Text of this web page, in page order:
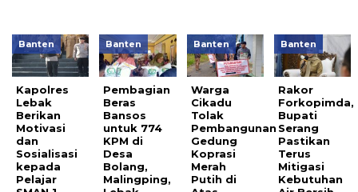
Banten
Kapolres
Lebak
Berikan
Motivasi
dan
Sosialisasi
kepada
Pelajar
Banten
Pembagian
Beras
Bansos
untuk 774
KPM di
Desa
Bolang,
Malingping,
Banten
Warga
Cikadu
Tolak
Pembangunan
Gedung
Koprasi
Merah
Putih di
Banten
Rakor
Forkopimda,
Bupati
Serang
Pastikan
Terus
Mitigasi
Kebutuhan